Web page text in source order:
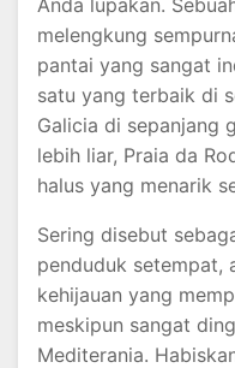
melengkung
pantai yang sangat
satu yang terbaik di
Galicia di sepanjang
lebih liar, Praia da
halus yang menarik
Sering disebut
penduduk setempat,
kehijauan yang
meskipun sangat
Mediterania.